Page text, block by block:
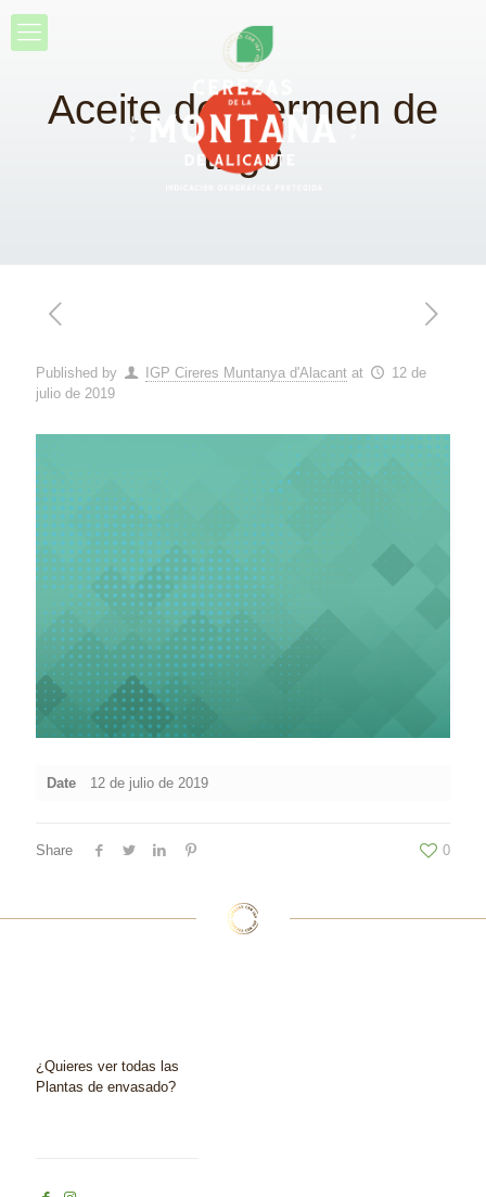
Aceite de Germen de
trigo
Published by IGP Cireres Muntanya d'Alacant at
12 de
julio de 2019
Date 12 de julio de 2019
Share 0
¿Quieres ver todas las
Plantas de envasado?